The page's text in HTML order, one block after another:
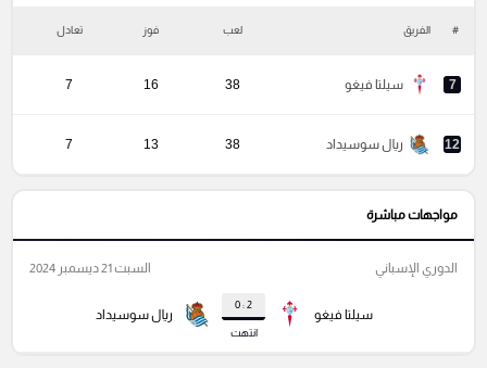
# الفريق لعب فوز تعادل
7 سيلتا فيغو 38
16
7
12 ريال سوسيداد 38
13
7
مواجهات مباشرة
سيلتا فيغو
2 : 0
انتهت
ريال سوسيداد
الدوري الإسباني السبت 21 ديسمبر 2024